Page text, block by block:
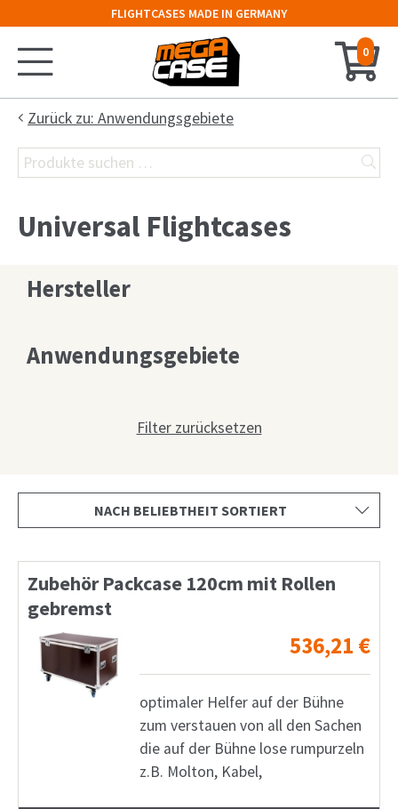
FLIGHTCASES MADE IN GERMANY
0
Startseite
Konfigurator
Truhe
Hauben-Case
Keyboard-Case
Mein Konto
Facebook
Deutsch
English
Français
Nederlands
Zurück zu: Anwendungsgebiete
Suchen
nach:
Universal Flightcases
Hersteller
Anwendungsgebiete
Filter zurücksetzen
Zubehör Packcase 120cm mit Rollen
gebremst
536,21 €
optimaler Helfer auf der Bühne
zum verstauen von all den Sachen
die auf der Bühne lose rumpurzeln
z.B. Molton, Kabel,